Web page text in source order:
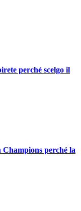
perché scelgo il
perché la